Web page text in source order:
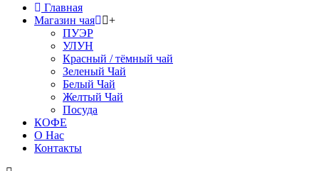
Главная
Магазин чая
+
ПУЭР
УЛУН
Красный / тёмный чай
Зеленый Чай
Белый Чай
Желтый Чай
Посуда
КОФЕ
О Нас
Контакты